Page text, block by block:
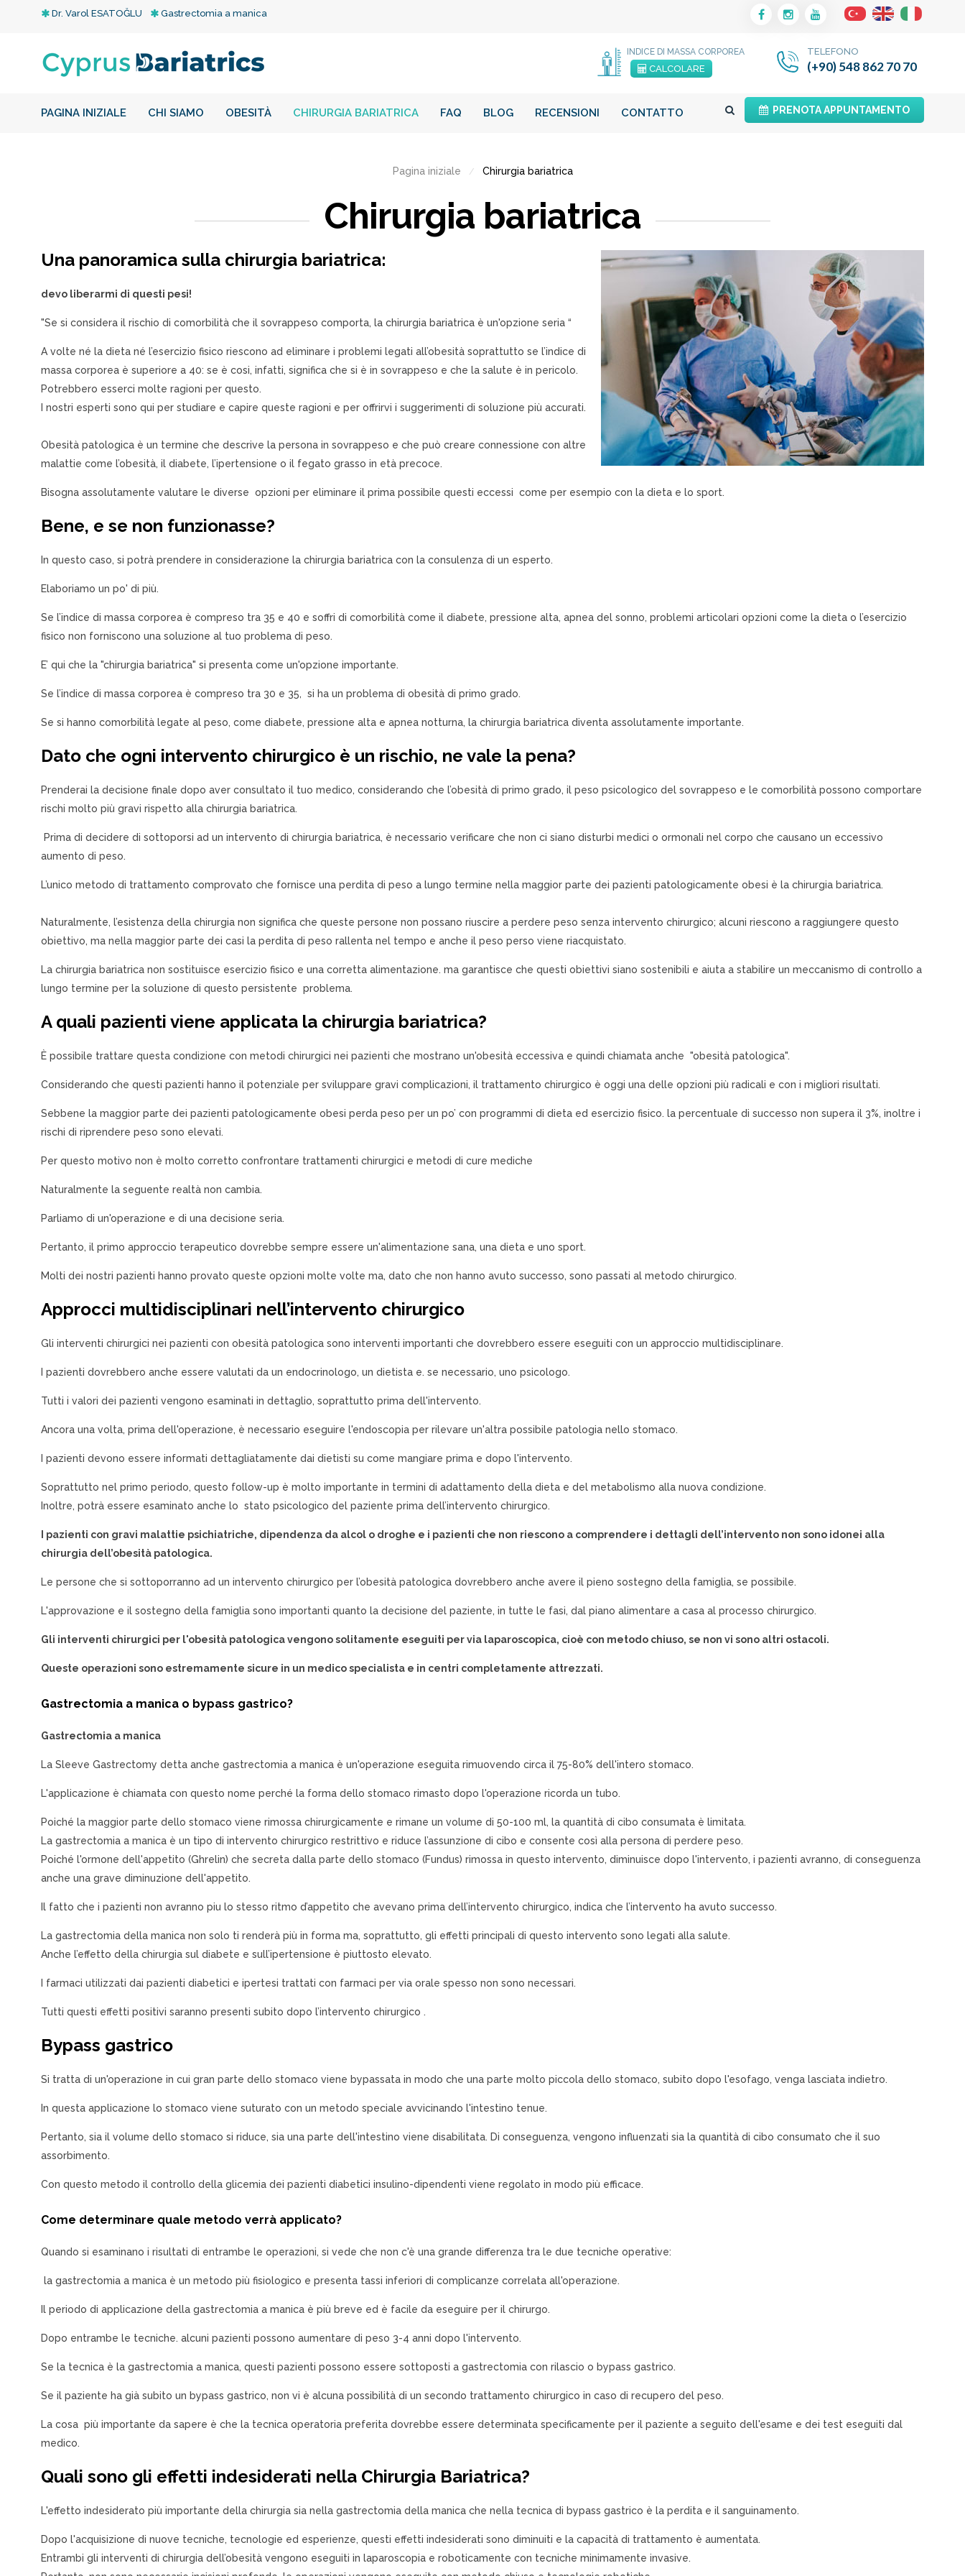
Dr. Varol ESATOĞLU Gastrectomia a manica
INDICE DI MASSA CORPOREA
CALCOLARE
TELEFONO
(+90) 548 862 70 70
PAGINA INIZIALE CHI SIAMO OBESITÀ CHIRURGIA BARIATRICA FAQ BLOG RECENSIONI CONTATTO PRENOTA APPUNTAMENTO
Pagina iniziale / Chirurgia bariatrica
Chirurgia bariatrica
Una panoramica sulla chirurgia bariatrica:
devo liberarmi di questi pesi!
"Se si considera il rischio di comorbilità che il sovrappeso comporta, la chirurgia bariatrica è un'opzione seria “
A volte né la dieta né l’esercizio fisico riescono ad eliminare i problemi legati all’obesità soprattutto se l’indice di
massa corporea è superiore a 40: se è cosi, infatti, significa che si è in sovrappeso e che la salute è in pericolo.
Potrebbero esserci molte ragioni per questo.
I nostri esperti sono qui per studiare e capire queste ragioni e per offrirvi i suggerimenti di soluzione più accurati.
Obesità patologica è un termine che descrive la persona in sovrappeso e che può creare connessione con altre
malattie come l’obesità, il diabete, l’ipertensione o il fegato grasso in età precoce.
Bisogna assolutamente valutare le diverse opzioni per eliminare il prima possibile questi eccessi come per esempio con la dieta e lo sport.
Bene, e se non funzionasse?
In questo caso, si potrà prendere in considerazione la chirurgia bariatrica con la consulenza di un esperto.
Elaboriamo un po' di più.
Se l’indice di massa corporea è compreso tra 35 e 40 e soffri di comorbilità come il diabete, pressione alta, apnea del sonno, problemi articolari opzioni come la dieta o l’esercizio
fisico non forniscono una soluzione al tuo problema di peso.
E’ qui che la "chirurgia bariatrica" ​​si presenta come un'opzione importante.
Se l’indice di massa corporea è compreso tra 30 e 35, si ha un problema di obesità di primo grado.
Se si hanno comorbilità legate al peso, come diabete, pressione alta e apnea notturna, la chirurgia bariatrica diventa assolutamente importante.
Dato che ogni intervento chirurgico è un rischio, ne vale la pena?
Prenderai la decisione finale dopo aver consultato il tuo medico, considerando che l’obesità di primo grado, il peso psicologico del sovrappeso e le comorbilità possono comportare
rischi molto più gravi rispetto alla chirurgia bariatrica.
Prima di decidere di sottoporsi ad un intervento di chirurgia bariatrica, è necessario verificare che non ci siano disturbi medici o ormonali nel corpo che causano un eccessivo
aumento di peso.
L’unico metodo di trattamento comprovato che fornisce una perdita di peso a lungo termine nella maggior parte dei pazienti patologicamente obesi è la chirurgia bariatrica.
Naturalmente, l’esistenza della chirurgia non significa che queste persone non possano riuscire a perdere peso senza intervento chirurgico; alcuni riescono a raggiungere questo
obiettivo, ma nella maggior parte dei casi la perdita di peso rallenta nel tempo e anche il peso perso viene riacquistato.
La chirurgia bariatrica non sostituisce esercizio fisico e una corretta alimentazione. ma garantisce che questi obiettivi siano sostenibili e aiuta a stabilire un meccanismo di controllo a
lungo termine per la soluzione di questo persistente problema.
A quali pazienti viene applicata la chirurgia bariatrica?
È possibile trattare questa condizione con metodi chirurgici nei pazienti che mostrano un'obesità eccessiva e quindi chiamata anche "obesità patologica".
Considerando che questi pazienti hanno il potenziale per sviluppare gravi complicazioni, il trattamento chirurgico è oggi una delle opzioni più radicali e con i migliori risultati.
Sebbene la maggior parte dei pazienti patologicamente obesi perda peso per un po’ con programmi di dieta ed esercizio fisico. la percentuale di successo non supera il 3%, inoltre i
rischi di riprendere peso sono elevati.
Per questo motivo non è molto corretto confrontare trattamenti chirurgici e metodi di cure mediche
Naturalmente la seguente realtà non cambia.
Parliamo di un'operazione e di una decisione seria.
Pertanto, il primo approccio terapeutico dovrebbe sempre essere un'alimentazione sana, una dieta e uno sport.
Molti dei nostri pazienti hanno provato queste opzioni molte volte ma, dato che non hanno avuto successo, sono passati al metodo chirurgico.
Approcci multidisciplinari nell’intervento chirurgico
Gli interventi chirurgici nei pazienti con obesità patologica sono interventi importanti che dovrebbero essere eseguiti con un approccio multidisciplinare.
I pazienti dovrebbero anche essere valutati da un endocrinologo, un dietista e. se necessario, uno psicologo.
Tutti i valori dei pazienti vengono esaminati in dettaglio, soprattutto prima dell'intervento.
Ancora una volta, prima dell'operazione, è necessario eseguire l'endoscopia per rilevare un'altra possibile patologia nello stomaco.
I pazienti devono essere informati dettagliatamente dai dietisti su come mangiare prima e dopo l'intervento.
Soprattutto nel primo periodo, questo follow-up è molto importante in termini di adattamento della dieta e del metabolismo alla nuova condizione.
Inoltre, potrà essere esaminato anche lo stato psicologico del paziente prima dell’intervento chirurgico.
I pazienti con gravi malattie psichiatriche, dipendenza da alcol o droghe e i pazienti che non riescono a comprendere i dettagli dell’intervento non sono idonei alla
chirurgia dell’obesità patologica.
Le persone che si sottoporranno ad un intervento chirurgico per l’obesità patologica dovrebbero anche avere il pieno sostegno della famiglia, se possibile.
L'approvazione e il sostegno della famiglia sono importanti quanto la decisione del paziente, in tutte le fasi, dal piano alimentare a casa al processo chirurgico.
Gli interventi chirurgici per l'obesità patologica vengono solitamente eseguiti per via laparoscopica, cioè con metodo chiuso, se non vi sono altri ostacoli.
Queste operazioni sono estremamente sicure in un medico specialista e in centri completamente attrezzati.
Gastrectomia a manica o bypass gastrico?
Gastrectomia a manica
La Sleeve Gastrectomy detta anche gastrectomia a manica è un'operazione eseguita rimuovendo circa il 75-80% dell'intero stomaco.
L'applicazione è chiamata con questo nome perché la forma dello stomaco rimasto dopo l'operazione ricorda un tubo.
Poiché la maggior parte dello stomaco viene rimossa chirurgicamente e rimane un volume di 50-100 ml, la quantità di cibo consumata è limitata.
La gastrectomia a manica è un tipo di intervento chirurgico restrittivo e riduce l’assunzione di cibo e consente così alla persona di perdere peso.
Poiché l'ormone dell'appetito (Ghrelin) che secreta dalla parte dello stomaco (Fundus) rimossa in questo intervento, diminuisce dopo l'intervento, i pazienti avranno, di conseguenza
anche una grave diminuzione dell'appetito.
Il fatto che i pazienti non avranno piu lo stesso ritmo d’appetito che avevano prima dell’intervento chirurgico, indica che l’intervento ha avuto successo.
La gastrectomia della manica non solo ti renderà più in forma ma, soprattutto, gli effetti principali di questo intervento sono legati alla salute.
Anche l’effetto della chirurgia sul diabete e sull’ipertensione è piuttosto elevato.
I farmaci utilizzati dai pazienti diabetici e ipertesi trattati con farmaci per via orale spesso non sono necessari.
Tutti questi effetti positivi saranno presenti subito dopo l’intervento chirurgico .
Bypass gastrico
Si tratta di un'operazione in cui gran parte dello stomaco viene bypassata in modo che una parte molto piccola dello stomaco, subito dopo l'esofago, venga lasciata indietro.
In questa applicazione lo stomaco viene suturato con un metodo speciale avvicinando l'intestino tenue.
Pertanto, sia il volume dello stomaco si riduce, sia una parte dell'intestino viene disabilitata. Di conseguenza, vengono influenzati sia la quantità di cibo consumato che il suo
assorbimento.
Con questo metodo il controllo della glicemia dei pazienti diabetici insulino-dipendenti viene regolato in modo più efficace.
Come determinare quale metodo verrà applicato?
Quando si esaminano i risultati di entrambe le operazioni, si vede che non c'è una grande differenza tra le due tecniche operative:
la gastrectomia a manica è un metodo più fisiologico e presenta tassi inferiori di complicanze correlata all'operazione.
Il periodo di applicazione della gastrectomia a manica è più breve ed è facile da eseguire per il chirurgo.
Dopo entrambe le tecniche. alcuni pazienti possono aumentare di peso 3-4 anni dopo l'intervento.
Se la tecnica è la gastrectomia a manica, questi pazienti possono essere sottoposti a gastrectomia con rilascio o bypass gastrico.
Se il paziente ha già subito un bypass gastrico, non vi è alcuna possibilità di un secondo trattamento chirurgico in caso di recupero del peso.
La cosa più importante da sapere è che la tecnica operatoria preferita dovrebbe essere determinata specificamente per il paziente a seguito dell'esame e dei test eseguiti dal
medico.
Quali sono gli effetti indesiderati nella Chirurgia Bariatrica?
L'effetto indesiderato più importante della chirurgia sia nella gastrectomia della manica che nella tecnica di bypass gastrico è la perdita e il sanguinamento.
Dopo l'acquisizione di nuove tecniche, tecnologie ed esperienze, questi effetti indesiderati sono diminuiti e la capacità di trattamento è aumentata.
Entrambi gli interventi di chirurgia dell’obesità vengono eseguiti in laparoscopia e roboticamente con tecniche minimamente invasive.